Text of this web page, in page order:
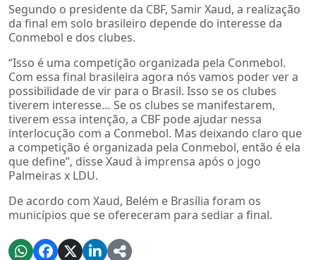
Segundo o presidente da CBF, Samir Xaud, a realização
da final em solo brasileiro depende do interesse da
Conmebol e dos clubes.
“Isso é uma competição organizada pela Conmebol.
Com essa final brasileira agora nós vamos poder ver a
possibilidade de vir para o Brasil. Isso se os clubes
tiverem interesse… Se os clubes se manifestarem,
tiverem essa intenção, a CBF pode ajudar nessa
interlocução com a Conmebol. Mas deixando claro que
a competição é organizada pela Conmebol, então é ela
que define”, disse Xaud à imprensa após o jogo
Palmeiras x LDU.
De acordo com Xaud, Belém e Brasília foram os
municípios que se ofereceram para sediar a final.